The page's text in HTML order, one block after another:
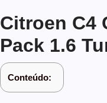
Citroen C4
Pack 1.6
Conteúdo: